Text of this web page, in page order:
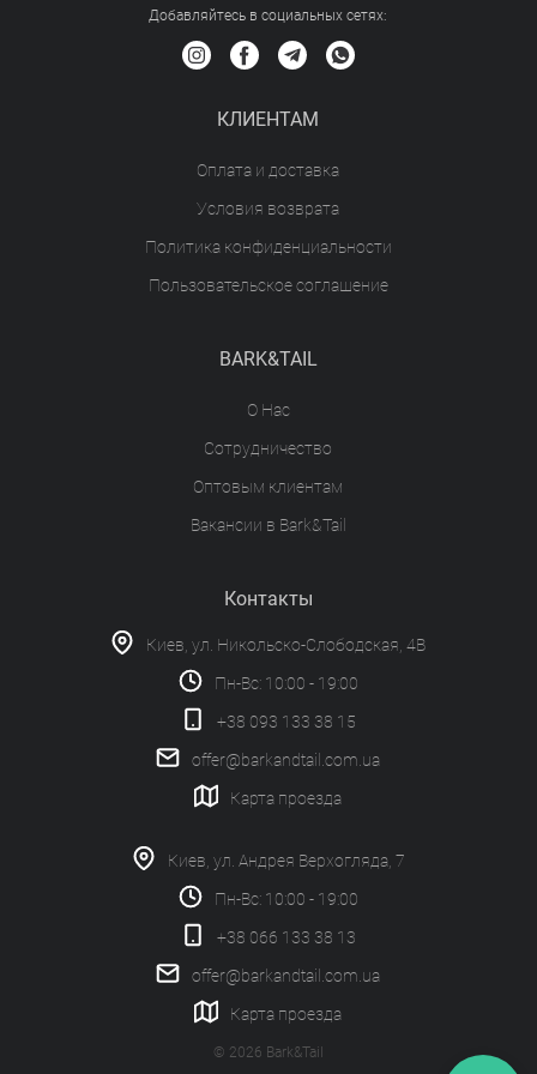
Добавляйтесь в социальных сетяx:
КЛИЕНТАМ
Оплата и доставка
Условия возврата
Политика конфиденциальности
Пользовательское соглашение
BARK&TAIL
О Нас
Сотрудничество
Оптовым клиентам
Вакансии в Bark&Tail
Контакты
Киев, ул. Никольско-Слободская, 4В
Пн-Вс: 10:00 - 19:00
+38 093 133 38 15
offer@barkandtail.com.ua
Карта проезда
Киев, ул. Андрея Верхогляда, 7
Пн-Вс: 10:00 - 19:00
+38 066 133 38 13
offer@barkandtail.com.ua
Карта проезда
© 2026 Bark&Tail